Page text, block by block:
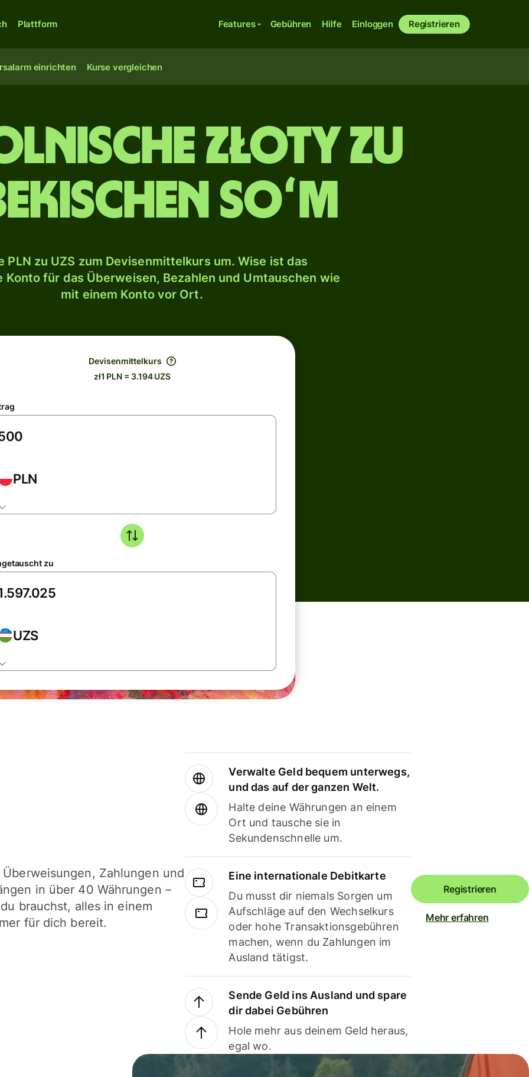
Plattform Features Gebühren Hilfe Einloggen Registrieren
einrichten Kurse vergleichen
Złoty zu
Soʻm
PLN zu UZS zum Devisenmittelkurs um. Wise ist das
Konto für das Überweisen, Bezahlen und Umtauschen wie
mit einem Konto vor Ort.
Devisenmittelkurs
zł1 PLN = 3.194 UZS
PLN
zu
UZS
Zahlungen und
in über 40 Währungen –
brauchst, alles in einem
für dich bereit.
Verwalte Geld bequem unterwegs,
und das auf der ganzen Welt.
Halte deine Währungen an einem
Ort und tausche sie in
Sekundenschnelle um.
Eine internationale Debitkarte
Du musst dir niemals Sorgen um
Aufschläge auf den Wechselkurs
oder hohe Transaktionsgebühren
machen, wenn du Zahlungen im
Ausland tätigst.
Sende Geld ins Ausland und spare
dir dabei Gebühren
Hole mehr aus deinem Geld heraus,
egal wo.
Registrieren
Mehr erfahren